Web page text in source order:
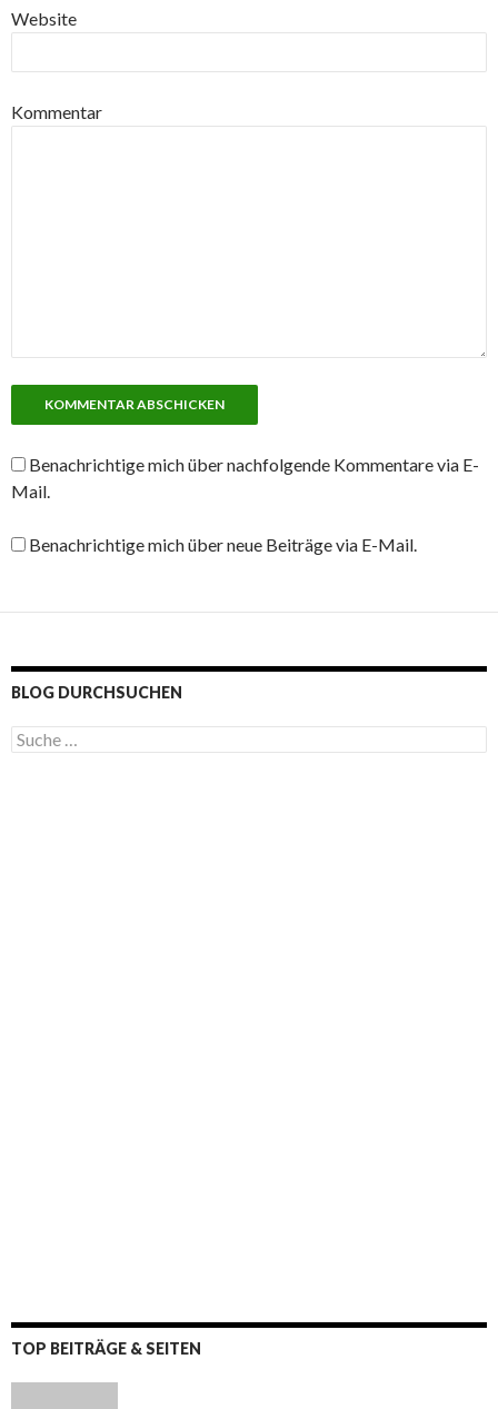
Website
Kommentar
Benachrichtige mich über nachfolgende Kommentare via E-
Mail.
Benachrichtige mich über neue Beiträge via E-Mail.
BLOG DURCHSUCHEN
S
u
TOP BEITRÄGE & SEITEN